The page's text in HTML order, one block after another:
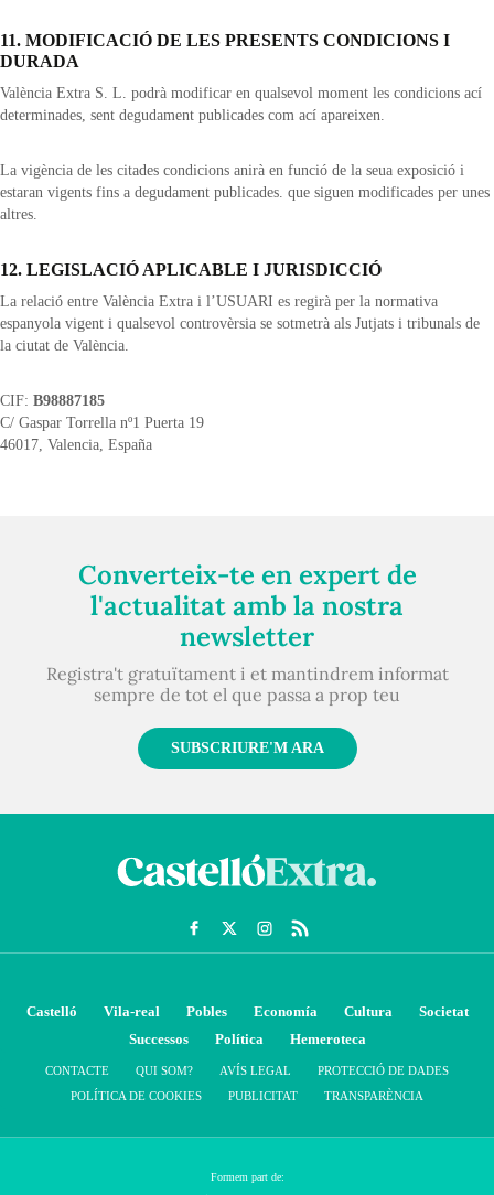
11. MODIFICACIÓ DE LES PRESENTS CONDICIONS I
DURADA
València Extra S. L. podrà modificar en qualsevol moment les condicions ací
determinades, sent degudament publicades com ací apareixen.
La vigència de les citades condicions anirà en funció de la seua exposició i
estaran vigents fins a degudament publicades. que siguen modificades per unes
altres.
12. LEGISLACIÓ APLICABLE I JURISDICCIÓ
La relació entre València Extra i l’USUARI es regirà per la normativa
espanyola vigent i qualsevol controvèrsia se sotmetrà als Jutjats i tribunals de
la ciutat de València.
CIF: B98887185
C/ Gaspar Torrella nº1 Puerta 19
46017, Valencia, España
Converteix-te en expert de
l'actualitat amb la nostra
newsletter
Registra't gratuïtament i et mantindrem informat
sempre de tot el que passa a prop teu
SUBSCRIURE'M ARA
Castelló Vila-real Pobles Economía Cultura
Societat
Successos
Política Hemeroteca
CONTACTE QUI SOM? AVÍS LEGAL
PROTECCIÓ DE DADES
POLÍTICA DE COOKIES
PUBLICITAT TRANSPARÈNCIA
Formem part de: